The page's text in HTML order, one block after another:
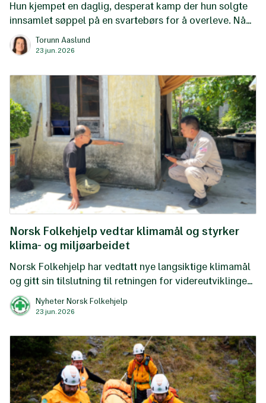
Hun kjempet en daglig, desperat kamp der hun solgte
innsamlet søppel på en svartebørs for å overleve. Nå
har Mmamuso Moeti og hundrevis av andre
«reclaimers» i Johannesburg fått et nytt liv, takket
Torunn Aaslund
23 jun. 2026
Norsk Folkehjelp vedtar klimamål og styrker
klima- og miljøarbeidet
Norsk Folkehjelp har vedtatt nye langsiktige klimamål
og gitt sin tilslutning til retningen for videreutviklingen
av organisasjonens klima- og miljøpolicy. Dette
markerer et nytt steg i arbeidet med å styrke klima- og
Nyheter Norsk Folkehjelp
23 jun. 2026